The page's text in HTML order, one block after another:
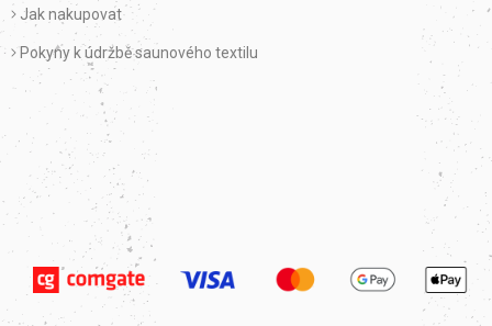
Jak nakupovat
Pokyny k údržbě saunového textilu